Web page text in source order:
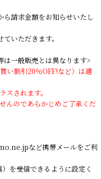
請求金額をお知らせいたし
いただきます。
は一般販売とは異なります>
い割引20％OFF!など）は適
されます。
んのであらかじめご了承くだ
など携帯メールをご利
を受信できるように設定く